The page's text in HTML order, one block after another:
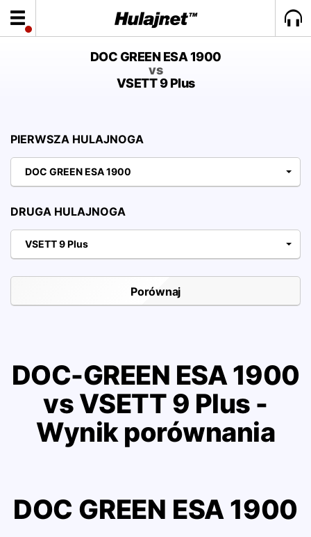
DOC GREEN ESA 1900
vs
VSETT 9 Plus
PIERWSZA HULAJNOGA
DOC GREEN ESA 1900
DRUGA HULAJNOGA
VSETT 9 Plus
DOC-GREEN ESA 1900
vs VSETT 9 Plus -
Wynik porównania
DOC GREEN ESA 1900